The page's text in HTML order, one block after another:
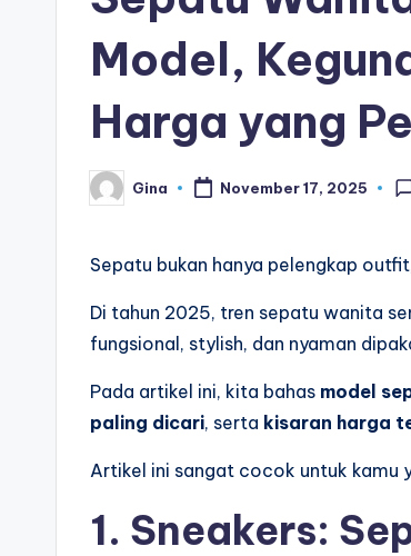
Model,
Harga yang
Posted
by
Gina November 17, 2025
Sepatu bukan hanya pelengkap
Di tahun 2025, tren sepatu wanita
fungsional, stylish, dan nyaman
Pada artikel ini, kita bahas model
paling dicari, serta kisaran harga
Artikel ini sangat cocok untuk kamu
1. Sneakers: